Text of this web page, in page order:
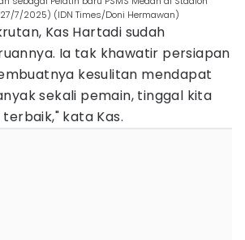
7/2025) (IDN Times/Doni Hermawan)
Kas Hartadi sudah
Ia tak khawatir persiapan
kesulitan mendapat
sekali pemain, tinggal kita
kata Kas.